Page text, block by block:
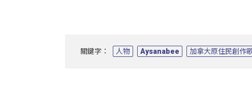
關鍵字： 人物 Aysanabee 加拿大原住民創作